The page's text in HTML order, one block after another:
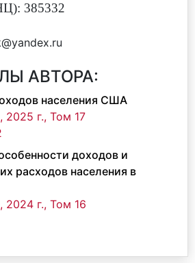
385332
АВТОРА:
населения США
г., Том 17
доходов и
расходов населения в
г., Том 16